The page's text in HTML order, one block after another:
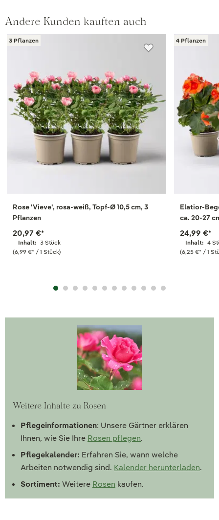
Andere Kunden kauften auch
3 Pflanzen
Rose 'Vieve', rosa-weiß, Topf-Ø 10,5 cm, 3
Pflanzen
Inhalt: 3 Stück
(6,99 €* / 1 Stück)
20,97 €*
4 Pflanzen
Elatior-
ca. 20-27
Inhalt: 4
(6,25 €* / 1
24,99 €*
Weitere Inhalte zu Rosen
Pflegeinformationen: Unsere Gärtner erklären
Ihnen, wie Sie Ihre Rosen pflegen.
Pflegekalender: Erfahren Sie, wann welche
Arbeiten notwendig sind. Kalender herunterladen.
Sortiment: Weitere Rosen kaufen.